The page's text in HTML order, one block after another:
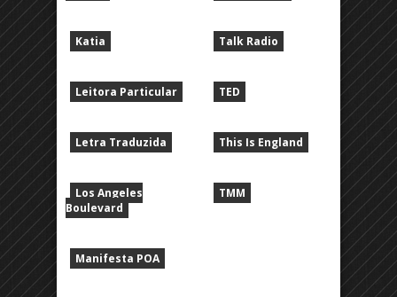
Katia
Leitora Particular
Letra Traduzida
Los Angeles
Boulevard
Manifesta POA
Talk Radio
TED
This Is England
TMM